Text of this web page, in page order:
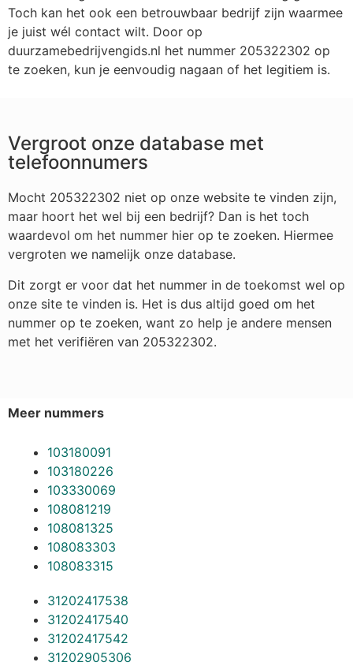
Toch kan het ook een betrouwbaar bedrijf zijn waarmee
je juist wél contact wilt. Door op
duurzamebedrijvengids.nl het nummer 205322302 op
te zoeken, kun je eenvoudig nagaan of het legitiem is.
Vergroot onze database met
telefoonnumers
Mocht 205322302 niet op onze website te vinden zijn,
maar hoort het wel bij een bedrijf? Dan is het toch
waardevol om het nummer hier op te zoeken. Hiermee
vergroten we namelijk onze database.
Dit zorgt er voor dat het nummer in de toekomst wel op
onze site te vinden is. Het is dus altijd goed om het
nummer op te zoeken, want zo help je andere mensen
met het verifiëren van 205322302.
Meer nummers
103180091
103180226
103330069
108081219
108081325
108083303
108083315
31202417538
31202417540
31202417542
31202905306